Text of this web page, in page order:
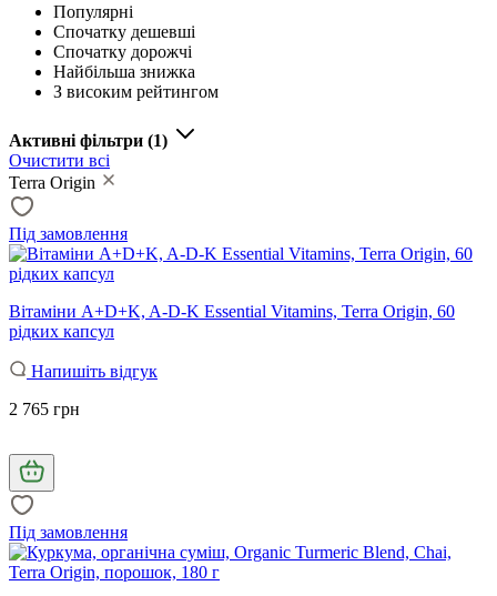
Популярні
Спочатку дешевші
Спочатку дорожчі
Найбільша знижка
З високим рейтингом
Активні фільтри (1)
Очистити всі
Terra Origin
Під замовлення
Вітаміни А+D+K, A-D-K Essential Vitamins, Terra Origin, 60
рідких капсул
Напишіть відгук
2 765 грн
Під замовлення